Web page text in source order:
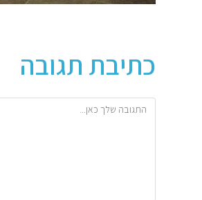
כתיבת תגובה